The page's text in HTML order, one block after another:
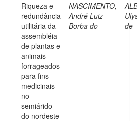
Riqueza e
redundância
utilitária da
assembléia
de plantas e
animais
forrageados
para fins
medicinais
no
semiárido
do nordeste
NASCIMENTO,
André Luiz
Borba do
de